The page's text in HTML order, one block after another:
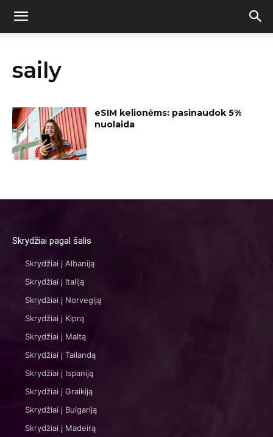
saily
eSIM kelionėms: pasinaudok 5%
nuolaida
Skrydžiai pagal šalis
Skrydžiai į Albaniją
Skrydžiai į Italiją
Skrydžiai į Norvegiją
Skrydžiai į Kiprą
Skrydžiai į Maltą
Skrydžiai į Tailandą
Skrydžiai į Ispaniją
Skrydžiai į Graikiją
Skrydžiai į Bulgariją
Skrydžiai į Madeirą